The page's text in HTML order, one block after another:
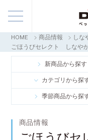
商品情報
映像ギャラリー
知る・楽しむ
お客様窓口・Q＆A
HOME 商品情報
しな
ごほうびセレクト しなや
新商品から探す
カテゴリから探
季節商品から探
商品情報